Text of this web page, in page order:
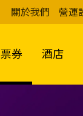
關於我們 營運
票券 酒店